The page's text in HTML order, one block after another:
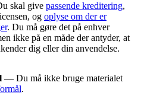
skal give passende kreditering,
og oplyse om der er
. Du må gøre det på enhver
ikke på en måde der antyder, at
dig eller din anvendelse.
— Du må ikke bruge materialet
.